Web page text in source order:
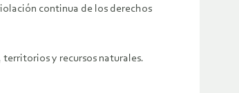
continua de los derechos
territorios y recursos naturales.